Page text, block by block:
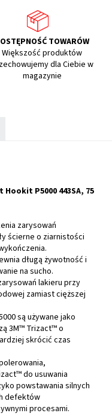
TOWARÓW
Większość produktów
dla Ciebie w
magazynie
P5000 443SA, 75
zarysowań
ścierne o ziarnistości
długą żywotność i
na sucho.
lakieru przy
zamiast cięższej
są używane jako
3M™ Trizact™ o
skrócić czas
do usuwania
powstawania silnych
defektów
procesami.